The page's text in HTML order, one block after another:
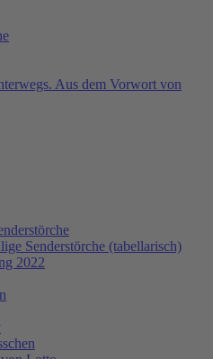
Aus dem Vorwort von
Senderstörche (tabellarisch)
2022